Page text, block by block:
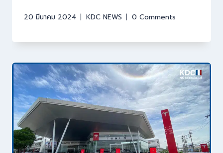
20 มีนาคม 2024 KDC NEWS 0 Comments